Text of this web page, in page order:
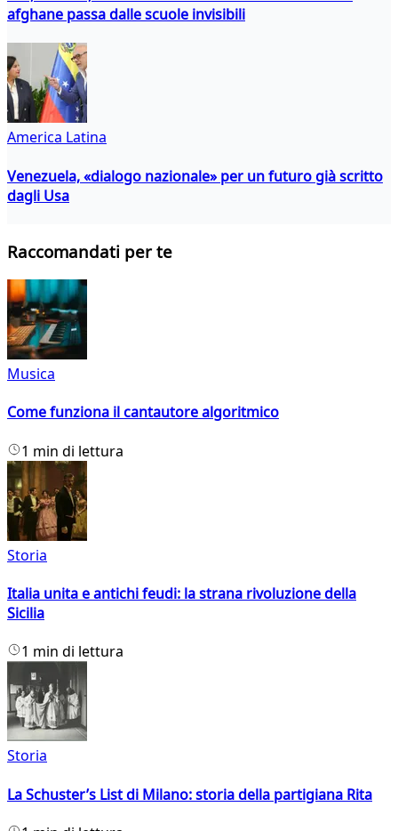
afghane passa dalle scuole invisibili
America Latina
Venezuela, «dialogo nazionale» per un futuro già scritto
dagli Usa
Raccomandati per te
Musica
Come funziona il cantautore algoritmico
1 min di lettura
Storia
Italia unita e antichi feudi: la strana rivoluzione della
Sicilia
1 min di lettura
Storia
La Schuster’s List di Milano: storia della partigiana Rita